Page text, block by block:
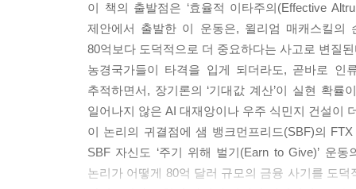
발언을 못 하도록 완벽하게 막을 순 없으며, 다른
기술들이 편향성을 갖고 있다는 사실이 인지되지
---〈제3장_종이 집게 골렘〉 中
산드베리, 암스트롱, 보스트롬이 자기복제 탐사
것이다. 그들의 윤리관이 잘못된 것임에도 불구
윤리관으로 장악되어 매캐스킬의 주장과는 다른
내기하려는 건데, 우주 파괴는 성공하고 자신들
다.
이 책의 출발점은 ‘효율적 이타주의(Effective
제안에서 출발한 이 운동은, 윌리엄 매캐스킬의
80억보다 도덕적으로 더 중요하다는 사고로 변질
농경국가들이 타격을 입게 되더라도, 곧바로 인
추적하면서, 장기론의 ‘기대값 계산’이 실현 확
일어나지 않은 AI 대재앙이나 우주 식민지 건설이
이 논리의 귀결점에 샘 뱅크먼프리드(SBF)의
SBF 자신도 ‘주기 위해 벌기(Earn to Give)’ 운
논리가 어떻게 80억 달러 규모의 금융 사기를 도